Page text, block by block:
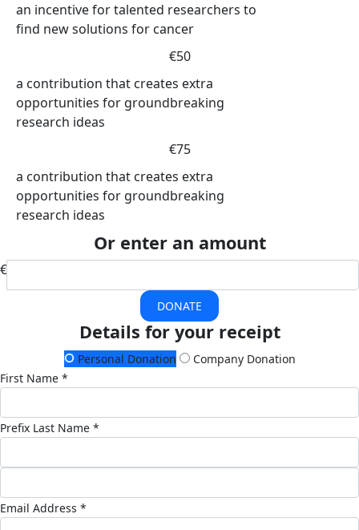
an incentive for talented researchers to
find new solutions for cancer
€50
a contribution that creates extra
opportunities for groundbreaking
research ideas
€75
a contribution that creates extra
opportunities for groundbreaking
research ideas
Or enter an amount
€
DONATE
Details for your receipt
Personal Donation
Company Donation
First Name *
Prefix Last Name *
Email Address *